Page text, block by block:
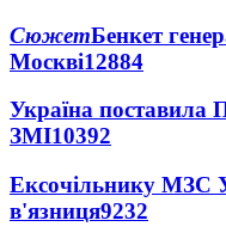
СюжетБенкет
Москві12884
Україна поставила
ЗМІ10392
Ексочільнику МЗС
в'язниця9232